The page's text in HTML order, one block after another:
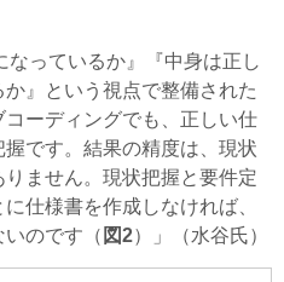
っているか』『中身は正し
』という視点で整備された
ーディングでも、正しい仕
です。結果の精度は、現状
ません。現状把握と要件定
仕様書を作成しなければ、
のです（ 図2）」（水谷氏）